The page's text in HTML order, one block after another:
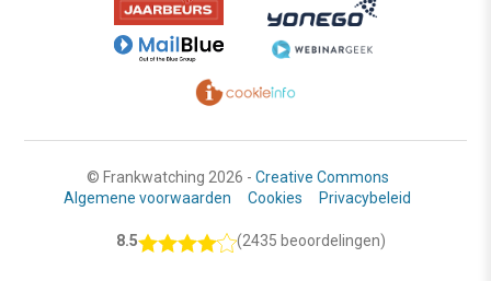
© Frankwatching 2026 - Creative Commons
Algemene voorwaarden
Cookies Privacybeleid
8.5 (2435 beoordelingen)